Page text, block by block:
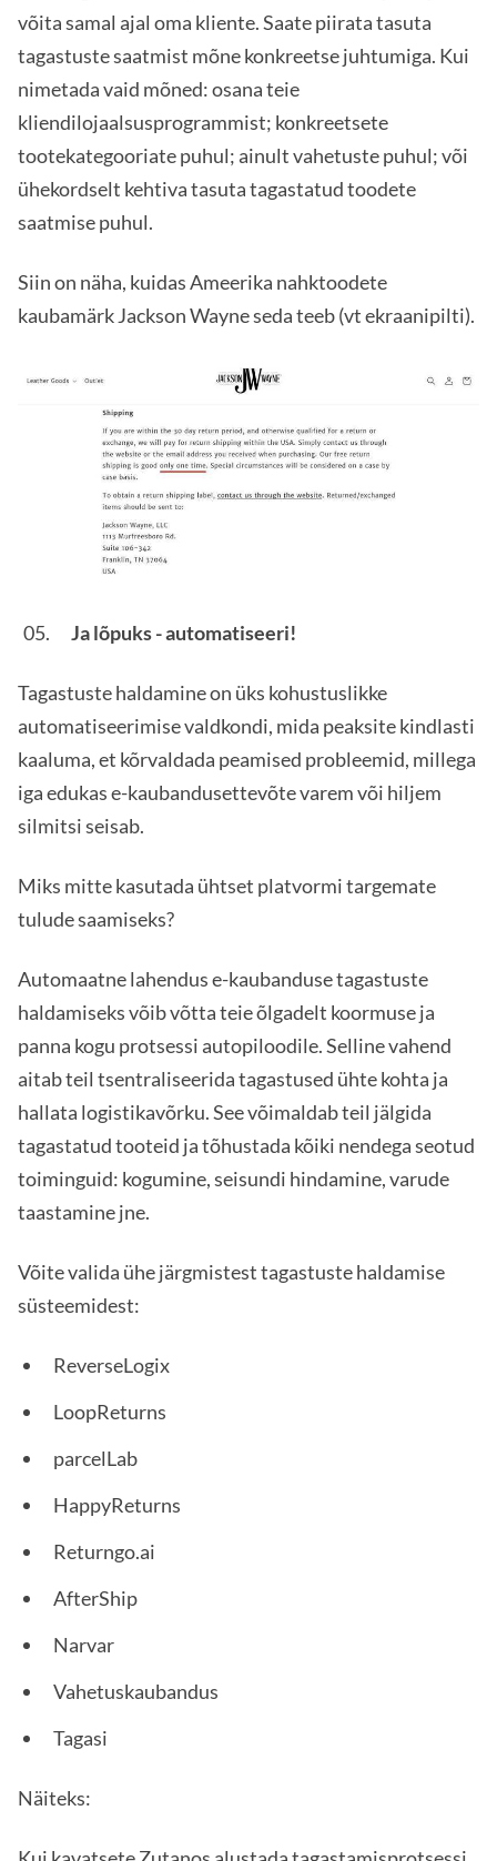
võita samal ajal oma kliente. Saate piirata tasuta
tagastuste saatmist mõne konkreetse juhtumiga. Kui
nimetada vaid mõned: osana teie
kliendilojaalsusprogrammist; konkreetsete
tootekategooriate puhul; ainult vahetuste puhul; või
ühekordselt kehtiva tasuta tagastatud toodete
saatmise puhul.
Siin on näha, kuidas Ameerika nahktoodete
kaubamärk Jackson Wayne seda teeb (vt ekraanipilti).
Ja lõpuks - automatiseeri!
Tagastuste haldamine on üks kohustuslikke
automatiseerimise valdkondi, mida peaksite kindlasti
kaaluma, et kõrvaldada peamised probleemid, millega
iga edukas e-kaubandusettevõte varem või hiljem
silmitsi seisab.
Miks mitte kasutada ühtset platvormi targemate
tulude saamiseks?
Automaatne lahendus e-kaubanduse tagastuste
haldamiseks võib võtta teie õlgadelt koormuse ja
panna kogu protsessi autopiloodile. Selline vahend
aitab teil tsentraliseerida tagastused ühte kohta ja
hallata logistikavõrku. See võimaldab teil jälgida
tagastatud tooteid ja tõhustada kõiki nendega seotud
toiminguid: kogumine, seisundi hindamine, varude
taastamine jne.
Võite valida ühe järgmistest tagastuste haldamise
süsteemidest:
ReverseLogix
LoopReturns
parcelLab
HappyReturns
Returngo.ai
AfterShip
Narvar
Vahetuskaubandus
Tagasi
Näiteks: